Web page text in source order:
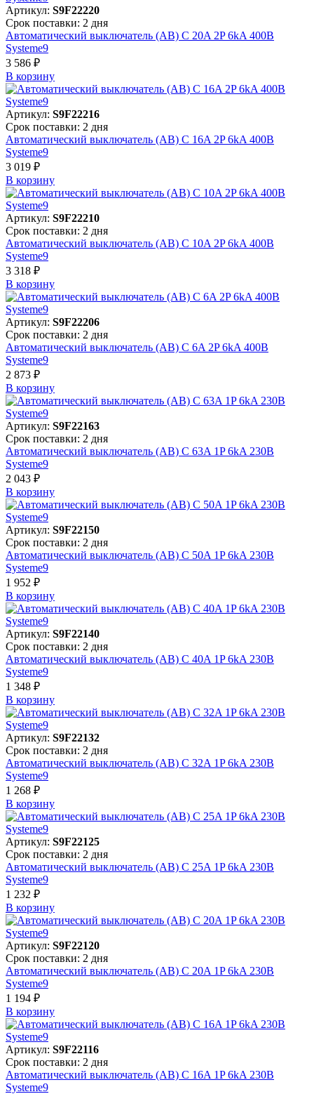
Артикул: S9F22220
Срок поставки: 2 дня
Автоматический выключатель (АВ) C 20A 2P 6kA 400В
Systeme9
3 586 ₽
В корзинy
Артикул: S9F22216
Срок поставки: 2 дня
Автоматический выключатель (АВ) C 16A 2P 6kA 400В
Systeme9
3 019 ₽
В корзинy
Артикул: S9F22210
Срок поставки: 2 дня
Автоматический выключатель (АВ) C 10A 2P 6kA 400В
Systeme9
3 318 ₽
В корзинy
Артикул: S9F22206
Срок поставки: 2 дня
Автоматический выключатель (АВ) C 6A 2P 6kA 400В
Systeme9
2 873 ₽
В корзинy
Артикул: S9F22163
Срок поставки: 2 дня
Автоматический выключатель (АВ) C 63A 1P 6kA 230В
Systeme9
2 043 ₽
В корзинy
Артикул: S9F22150
Срок поставки: 2 дня
Автоматический выключатель (АВ) C 50A 1P 6kA 230В
Systeme9
1 952 ₽
В корзинy
Артикул: S9F22140
Срок поставки: 2 дня
Автоматический выключатель (АВ) C 40A 1P 6kA 230В
Systeme9
1 348 ₽
В корзинy
Артикул: S9F22132
Срок поставки: 2 дня
Автоматический выключатель (АВ) C 32A 1P 6kA 230В
Systeme9
1 268 ₽
В корзинy
Артикул: S9F22125
Срок поставки: 2 дня
Автоматический выключатель (АВ) C 25A 1P 6kA 230В
Systeme9
1 232 ₽
В корзинy
Артикул: S9F22120
Срок поставки: 2 дня
Автоматический выключатель (АВ) C 20A 1P 6kA 230В
Systeme9
1 194 ₽
В корзинy
Артикул: S9F22116
Срок поставки: 2 дня
Автоматический выключатель (АВ) C 16A 1P 6kA 230В
Systeme9